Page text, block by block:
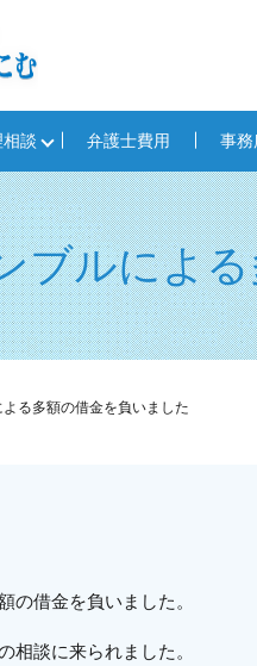
談 弁護士費用 事務
ブルによ
る多額の借金を負いました
の借金を負いました。
相談に来られました。